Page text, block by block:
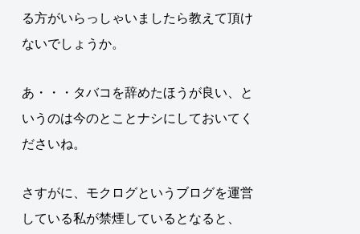
る方がいらっしゃいましたら教えて頂け
ないでしょうか。
あ・・・タバコを辞めたほうが良い、と
いうのは今のとことナシにしておいてく
ださいね。
さすがに、モクログというブログを運営
している私が禁煙しているとなると、